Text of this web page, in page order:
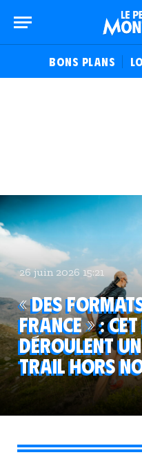
BONS PLANS
26 juin 2026 15:21
« Des
France » :
déroulent
trail hors